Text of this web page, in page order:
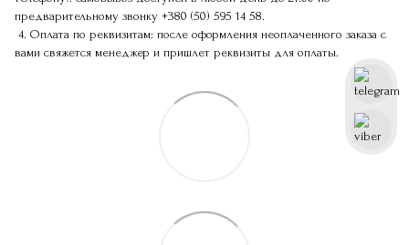
предварительному звонку +380 (50) 595 14 58.
4. Оплата по реквизитам: после оформления неоплаченного заказа с
вами свяжется менеджер и пришлет реквизиты для оплаты.